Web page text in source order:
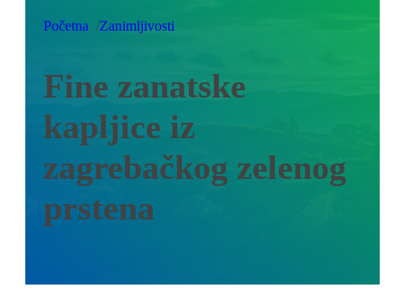
Početna /Zanimljivosti
Fine zanatske
kapljice iz
zagrebačkog zelenog
prstena